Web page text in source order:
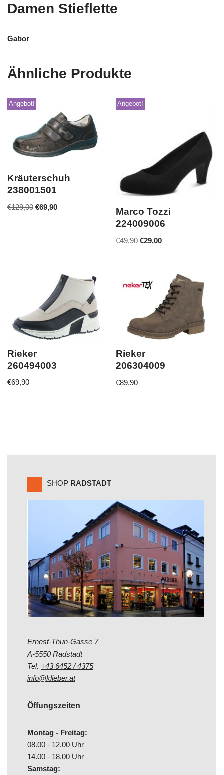
Damen Stieflette
Gabor
Ähnliche Produkte
Angebot!
Kräuterschuh
238001501
€129,00 €69,90
Angebot!
Marco Tozzi
224009006
€49,90 €29,00
Rieker
260494003
€69,90
Rieker
206304009
€89,90
SHOP RADSTADT
Ernest-Thun-Gasse 7
A-5550 Radstadt
Tel. +43 6452 / 4375
info@klieber.at
Öffungszeiten
Montag - Freitag:
08.00 - 12.00 Uhr
14.00 - 18.00 Uhr
Samstag: